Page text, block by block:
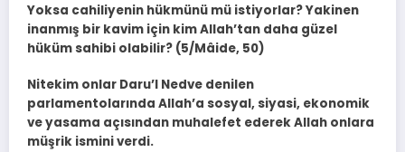
Yoksa cahiliyenin hükmünü mü istiyorlar? Yakinen
inanmış bir kavim için kim Allah’tan daha güzel
hüküm sahibi olabilir? (5/Mâide, 50)
Nitekim onlar Daru’l Nedve denilen
parlamentolarında Allah’a sosyal, siyasi, ekonomik
ve yasama açısından muhalefet ederek Allah onlara
müşrik ismini verdi.